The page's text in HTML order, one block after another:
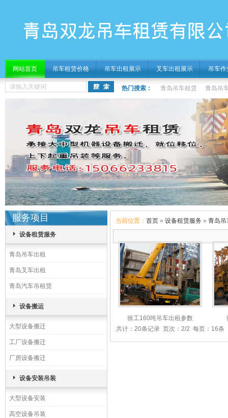
网站首页 吊车租赁价格 吊车出租展示 叉车出租展示 吊车作
热门搜索： 青岛吊车租赁 青岛吊
服务项目
设备租赁服务
青岛吊车出租
青岛叉车出租
青岛汽车吊租赁
设备搬运
大型设备搬迁
工厂设备搬迁
厂房设备搬迁
设备安装吊装
大型设备安装
高空设备吊装
当前位置： 首页 » 设备租赁服务 » 青岛吊
徐工160吨吊车出租参数
共计：20条记录 页次：2/2 每页：16条